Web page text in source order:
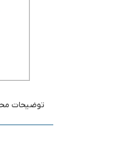
توضیحات